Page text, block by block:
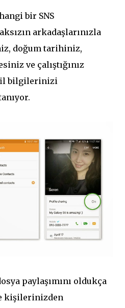
bir SNS
arkadaşlarınızla
doğum tarihiniz,
ve çalıştığınız
bilgilerinizi
paylaşımını oldukça
kişilerinizden